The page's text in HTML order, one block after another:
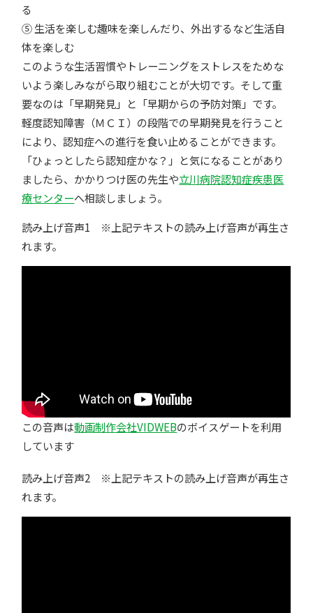
る
⑤ 生活を楽しむ趣味を楽しんだり、外出するなど生活自
体を楽しむ
このような生活習慣やトレーニングをストレスをためな
いよう楽しみながら取り組むことが大切です。そして重
要なのは「早期発見」と「早期からの予防対策」です。
軽度認知障害（ＭＣＩ）の段階での早期発見を行うこと
により、認知症への進行を食い止めることができます。
「ひょっとしたら認知症かな？」と気になることがあり
ましたら、かかりつけ医の先生や立川病院認知症疾患医
療センターへ相談しましょう。
読み上げ音声1 ※上記テキストの読み上げ音声が再生さ
れます。
この音声は動画制作会社VIDWEBのボイスゲートを利用
しています
読み上げ音声2 ※上記テキストの読み上げ音声が再生さ
れます。